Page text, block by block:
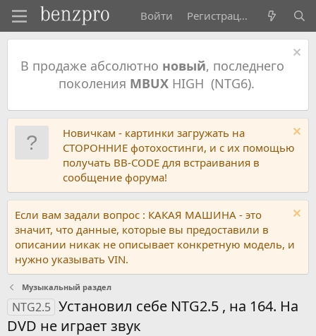
Войти Регистрация
В продаже абсолютно новый, последнего
поколения MBUXHIGH (NTG6).
Новичкам - картинки загружать на
СТОРОННИЕ фотохостинги, и с их помощью
получать BB-CODE для встраивания в
сообщение форума!
Если вам задали вопрос : КАКАЯ МАШИНА - это
значит, что данные, которые вы предоставили в
описании никак не описывает конкретную модель, и
нужно указывать VIN.
Музыкальный раздел
NTG2.5 Установил себе NTG2.5 , на 164. На
DVD не играет звук